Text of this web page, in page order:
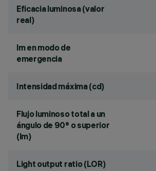
Eficacia luminosa (valor
real)
lm en modo de
emergencia
Intensidad máxima (cd)
Flujo luminoso total a un
ángulo de 90° o superior
(lm)
Light output ratio (LOR)